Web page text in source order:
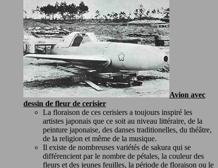
Avion avec
dessin de fleur de cerisier
La floraison de ces cerisiers a toujours inspiré les
artistes japonais que ce soit au niveau littéraire, de la
peinture japonaise, des danses traditionelles, du théâtre,
de la religion et même de la musique.
Il existe de nombreuses variétés de sakura qui se
différencient par le nombre de pétales, la couleur des
fleurs et des jeunes feuilles, la période de floraison ou le